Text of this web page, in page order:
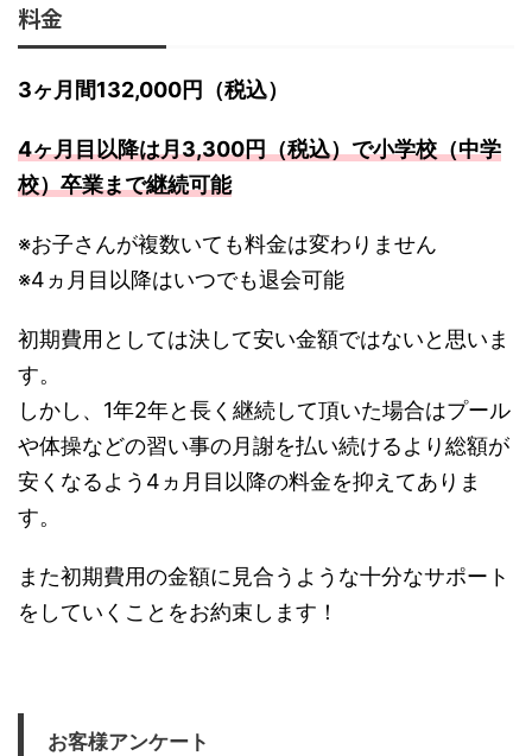
料金
3ヶ月間132,000円（税込）
4ヶ月目以降は月3,300円（税込）で小学校（中学
校）卒業まで継続可能
※お子さんが複数いても料金は変わりません
※4ヵ月目以降はいつでも退会可能
初期費用としては決して安い金額ではないと思いま
す。
しかし、1年2年と長く継続して頂いた場合はプール
や体操などの習い事の月謝を払い続けるより総額が
安くなるよう4ヵ月目以降の料金を抑えてありま
す。
また初期費用の金額に見合うような十分なサポート
をしていくことをお約束します！
お客様アンケート